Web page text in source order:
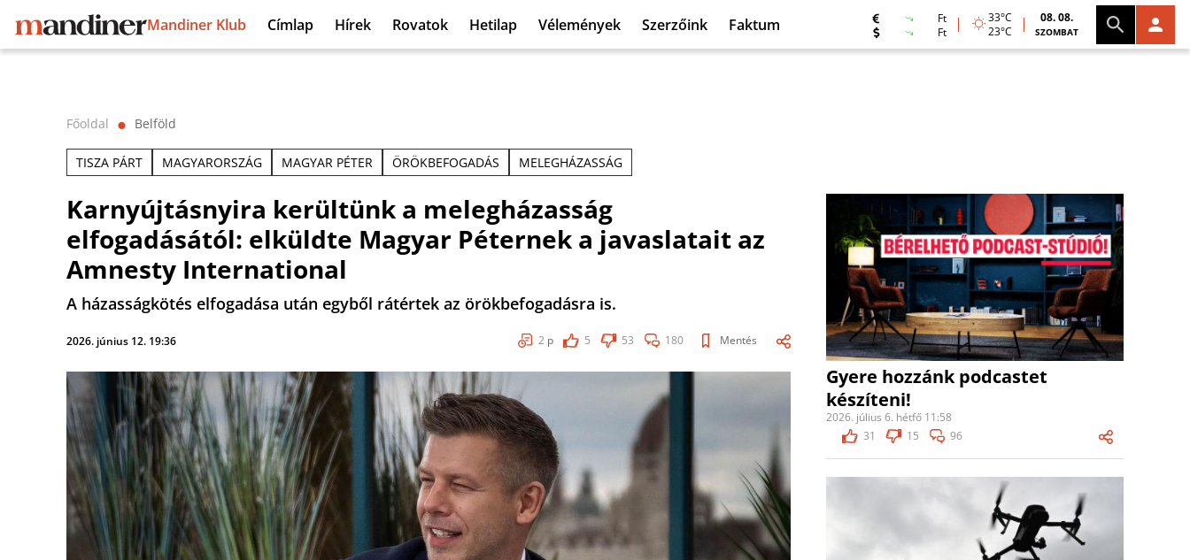
Mandiner Klub Címlap Hírek Rovatok Hetilap Vélemények Szerzőink Faktum
Ft
Ft
33°C
23°C
08. 08.
SZOMBAT
Főoldal ⬤ Belföld
TISZA PÁRT MAGYARORSZÁG MAGYAR PÉTER ÖRÖKBEFOGADÁS MELEGHÁZASSÁG
Karnyújtásnyira kerültünk a melegházasság
elfogadásától: elküldte Magyar Péternek a javaslatait az
Amnesty International
A házasságkötés elfogadása után egyből rátértek az örökbefogadásra is.
2026. június 12. 19:36 2 p 5 53 180 Mentés
Gyere hozzánk podcastet
készíteni!
2026. július 6. hétfő 11:58
31
15 96